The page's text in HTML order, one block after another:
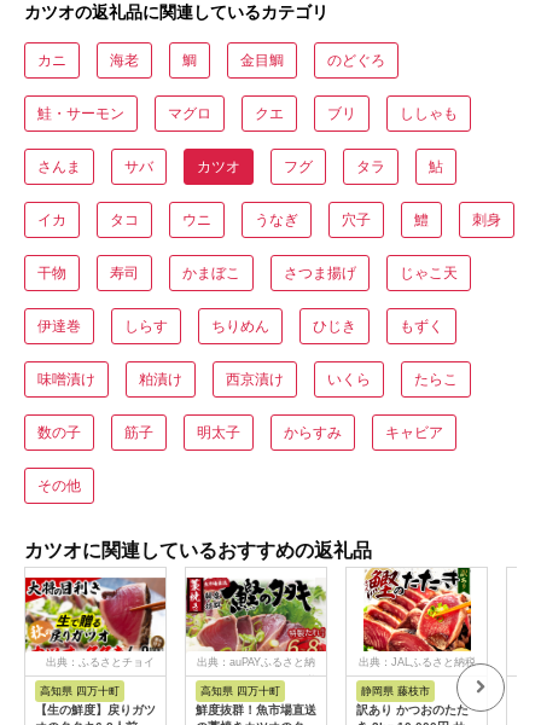
カツオの返礼品に関連しているカテゴリ
カニ 海老 鯛 金目鯛 のどぐろ
鮭・サーモン マグロ クエ ブリ ししゃも
さんま サバ カツオ フグ タラ 鮎
イカ タコ ウニ うなぎ 穴子 鱧 刺身
干物 寿司 かまぼこ さつま揚げ じゃこ天
伊達巻 しらす ちりめん ひじき もずく
味噌漬け 粕漬け 西京漬け いくら たらこ
数の子 筋子 明太子 からすみ キャビア
その他
カツオに関連しているおすすめの返礼品
出典：ふるさとチョイ
ス
高知県 四万十町
【生の鮮度】戻りガツ
出典：auPAYふるさと納
税
高知県 四万十町
鮮度抜群！魚市場直送
出典：JALふるさと納税
静岡県 藤枝市
訳あり かつおのたた